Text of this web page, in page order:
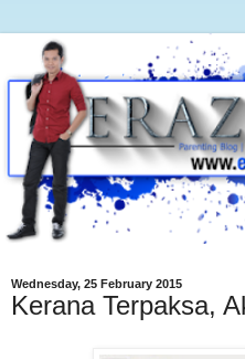
Wednesday, 25 February 2015
Kerana Terpaksa,